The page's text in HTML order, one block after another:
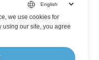
we use cookies for
using our site, you agree